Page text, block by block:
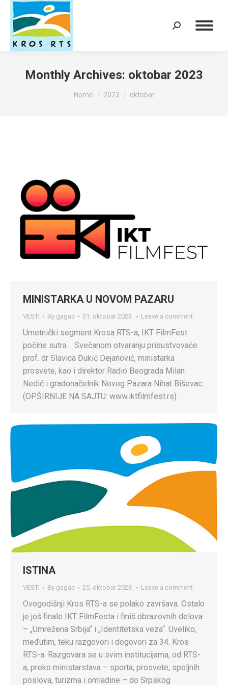
Search:
Monthly Archives: oktobar 2023
You are here:
Home 2023 oktobar
MINISTARKA U NOVOM PAZARU
VESTI By gagac 31. oktobar 2023. Leave a comment
Umetnički segment Krosa RTS-a, IKT FilmFest
počine sutra. Svečanom otvaranju prisustvovaće
prof. dr Slavica Đukić Dejanović, ministarka
prosvete, kao i direktor Radio Beograda Milan
Nedić i gradonačelnik Novog Pazara Nihat Biševac.
(OPŠIRNIJE NA SAJTU: www.iktfilmfest.rs)
ISTINA
VESTI By gagac 25. oktobar 2023. Leave a comment
Ovogodišnji Kros RTS-a se polako završava. Ostalo
je još finale IKT FilmFesta i finiš obrazovnih delova
– „Umrežena Srbija“ i „Identitetska veza“. Uveliko,
međutim, teku razgovori i dogovori za 34. Kros
RTS-a. Razgovara se u svim institucijama, od RTS-
a, preko ministarstava – sporta, prosvete, spoljnih
poslova, turizma i omladine – do Srpskog